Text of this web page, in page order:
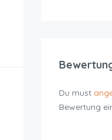
Du must
Bewertung